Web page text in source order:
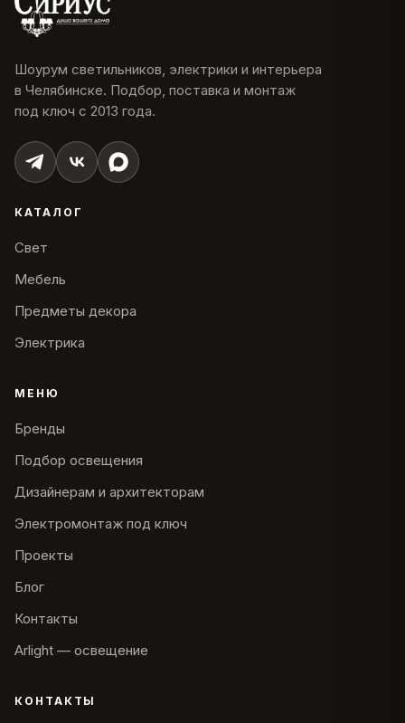
Шоурум светильников, электрики и интерьера
в Челябинске. Подбор, поставка и монтаж
под ключ с 2013 года.
КАТАЛОГ
Свет
Мебель
Предметы декора
Электрика
МЕНЮ
Бренды
Подбор освещения
Дизайнерам и архитекторам
Электромонтаж под ключ
Проекты
Блог
Контакты
Arlight — освещение
КОНТАКТЫ